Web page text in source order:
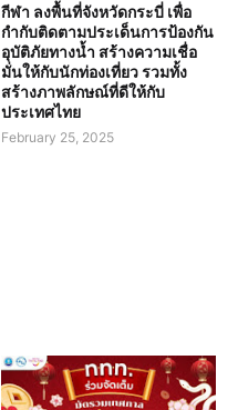
กีฬา ลงพื้นที่จังหวัดกระบี่ เพื่อ
กำกับติดตามประเด็นการป้องกัน
อุบัติภัยทางน้ำ สร้างความเชื่อ
มั่นให้กับนักท่องเที่ยว รวมทั้ง
สร้างภาพลักษณ์ที่ดีให้กับ
ประเทศไทย
February 25, 2025